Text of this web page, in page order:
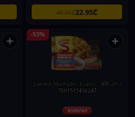
49.95₾22.95₾
+ -53% +
ქათმის ჩხირები "სადია" 300 გრ /
7891515436247